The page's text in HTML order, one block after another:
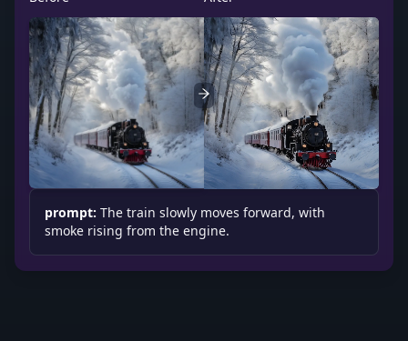
prompt: The train slowly moves forward, with
smoke rising from the engine.